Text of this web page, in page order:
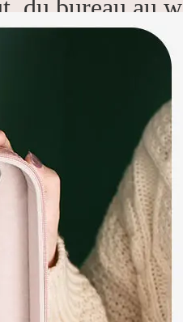
du bureau au